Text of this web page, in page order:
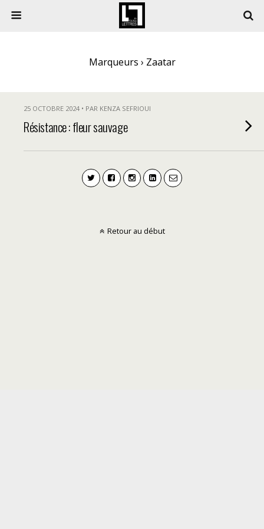
Marqueurs › Zaatar
25 OCTOBRE 2024 • PAR KENZA SEFRIOUI
Résistance : fleur sauvage
Retour au début